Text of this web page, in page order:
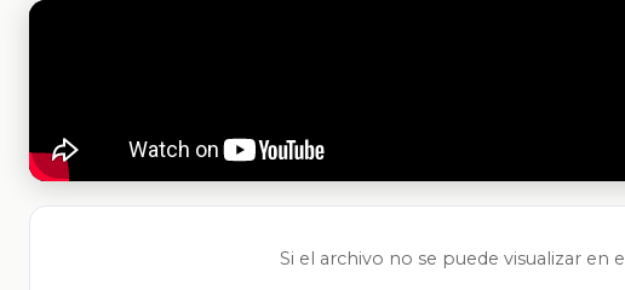
Si el archivo no se puede visualizar en